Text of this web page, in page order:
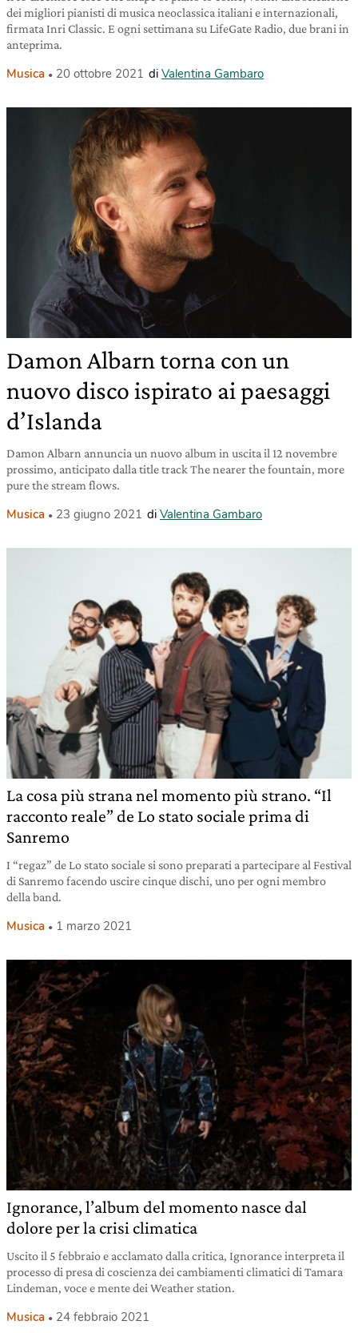
dei migliori pianisti di musica neoclassica italiani e internazionali,
firmata Inri Classic. E ogni settimana su LifeGate Radio, due brani in
anteprima.
Musica 20 ottobre 2021 di Valentina Gambaro
Damon Albarn torna con un
nuovo disco ispirato ai paesaggi
d’Islanda
Damon Albarn annuncia un nuovo album in uscita il 12 novembre
prossimo, anticipato dalla title track The nearer the fountain, more
pure the stream flows.
Musica 23 giugno 2021 di Valentina Gambaro
La cosa più strana nel momento più strano. “Il
racconto reale” de Lo stato sociale prima di
Sanremo
I “regaz” de Lo stato sociale si sono preparati a partecipare al Festival
di Sanremo facendo uscire cinque dischi, uno per ogni membro
della band.
Musica 1 marzo 2021
Ignorance, l’album del momento nasce dal
dolore per la crisi climatica
Uscito il 5 febbraio e acclamato dalla critica, Ignorance interpreta il
processo di presa di coscienza dei cambiamenti climatici di Tamara
Lindeman, voce e mente dei Weather station.
Musica 24 febbraio 2021